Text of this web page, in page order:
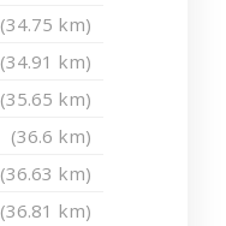
(34.75 km)
(34.91 km)
(35.65 km)
(36.6 km)
(36.63 km)
(36.81 km)